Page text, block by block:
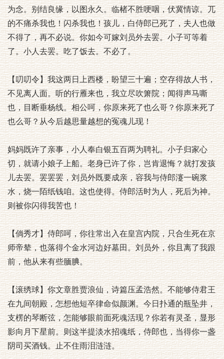
为念。别结良缘，以图永久。临楮不胜哽咽，伏冀情谅。兀
的不痛杀我也！闪杀我也！孩儿，白侍郎已死了，夫人也做
不得了，再不必说。你如今可嫁刘员外去罢。小子可等着
了。小人去罢。吃了饭去。不必了。
【叨叨令】我这两日上西楼，盼望三十遍；空存得故人书，
不见离人面。听的行雁来也，我立尽吹箫院；闻得声马嘶
也，目断垂杨线。相公呵，你原来死了也么哥？你原来死了
也么哥？从今后越思量越想的冤魂儿现！
妈妈既许了亲事，小人奉白银五百两为聘礼。小子归家心
切，就请小娘子上船。老身已许了你，岂肯退悔？就打发孩
儿去罢。罢罢罢，刘员外既要成亲，容我与侍郎瀽一碗浆
水，烧一陌纸钱咱。这也使得。侍郎活时为人，死后为神。
则被你闪得我苦也！
【倘秀才】侍郎呵，你往常出入在皇宫内院，只合生死在京
师帝辇，也落得个金水河边好墓田。刘员外，你且离了我跟
前，他从来有些腼腆。
【滚绣球】你文章胜贾浪仙，诗篇压孟浩然。不能够侍君王
在九间朝殿，怎想他短卒律命似颜渊。今日扑通的瓶坠井，
支楞的琴断弦，怎能够眼前面死魂活现？你若有灵圣，显形
影向月下星前。则这半提淡水招魂纸，侍郎也，当得你一盏
阴司买酒钱。止不住雨泪涟涟。